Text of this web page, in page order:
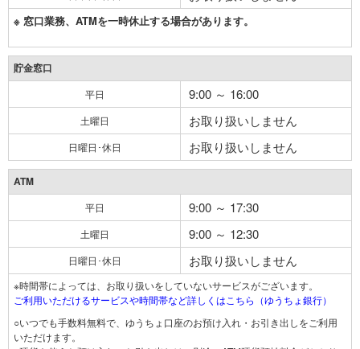
※ 窓口業務、ATMを一時休止する場合があります。
貯金窓口
平日 9:00 ～ 16:00
土曜日 お取り扱いしません
日曜日･休日 お取り扱いしません
ATM
平日 9:00 ～ 17:30
土曜日 9:00 ～ 12:30
日曜日･休日 お取り扱いしません
※時間帯によっては、お取り扱いをしていないサービスがございます。
ご利用いただけるサービスや時間帯など詳しくはこちら（ゆうちょ銀行）
○いつでも手数料無料で、ゆうちょ口座のお預け入れ・お引き出しをご利用
いただけます。